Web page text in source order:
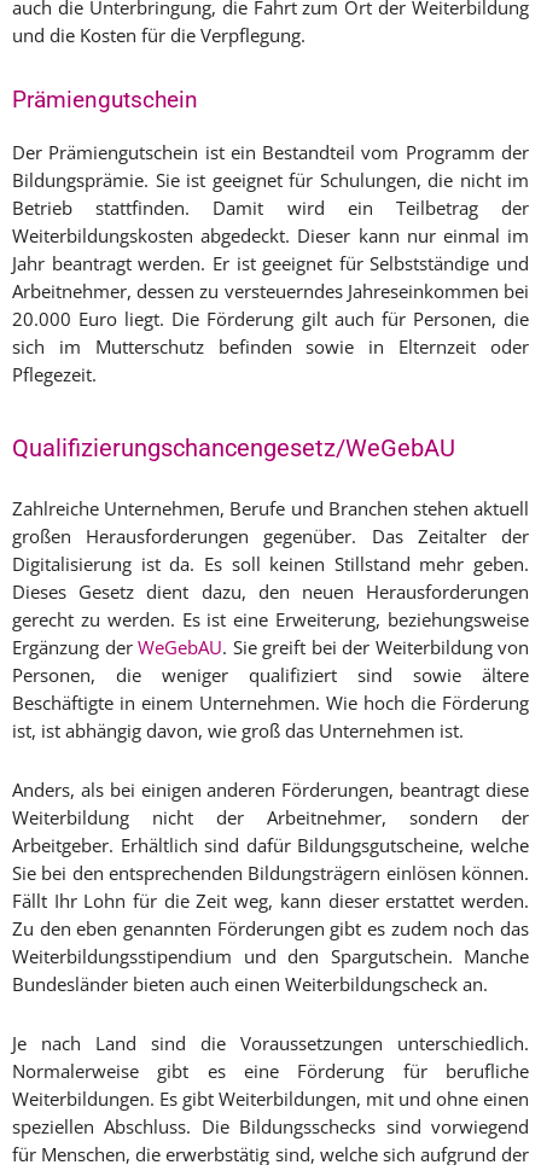
auch die Unterbringung, die Fahrt zum Ort der Weiterbildung
und die Kosten für die Verpflegung.
Prämiengutschein
Der Prämiengutschein ist ein Bestandteil vom Programm der
Bildungsprämie. Sie ist geeignet für Schulungen, die nicht im
Betrieb stattfinden. Damit wird ein Teilbetrag der
Weiterbildungskosten abgedeckt. Dieser kann nur einmal im
Jahr beantragt werden. Er ist geeignet für Selbstständige und
Arbeitnehmer, dessen zu versteuerndes Jahreseinkommen bei
20.000 Euro liegt. Die Förderung gilt auch für Personen, die
sich im Mutterschutz befinden sowie in Elternzeit oder
Pflegezeit.
Qualifizierungschancengesetz/WeGebAU
Zahlreiche Unternehmen, Berufe und Branchen stehen aktuell
großen Herausforderungen gegenüber. Das Zeitalter der
Digitalisierung ist da. Es soll keinen Stillstand mehr geben.
Dieses Gesetz dient dazu, den neuen Herausforderungen
gerecht zu werden. Es ist eine Erweiterung, beziehungsweise
Ergänzung der WeGebAU. Sie greift bei der Weiterbildung von
Personen, die weniger qualifiziert sind sowie ältere
Beschäftigte in einem Unternehmen. Wie hoch die Förderung
ist, ist abhängig davon, wie groß das Unternehmen ist.
Anders, als bei einigen anderen Förderungen, beantragt diese
Weiterbildung nicht der Arbeitnehmer, sondern der
Arbeitgeber. Erhältlich sind dafür Bildungsgutscheine, welche
Sie bei den entsprechenden Bildungsträgern einlösen können.
Fällt Ihr Lohn für die Zeit weg, kann dieser erstattet werden.
Zu den eben genannten Förderungen gibt es zudem noch das
Weiterbildungsstipendium und den Spargutschein. Manche
Bundesländer bieten auch einen Weiterbildungscheck an.
Je nach Land sind die Voraussetzungen unterschiedlich.
Normalerweise gibt es eine Förderung für berufliche
Weiterbildungen. Es gibt Weiterbildungen, mit und ohne einen
speziellen Abschluss. Die Bildungsschecks sind vorwiegend
für Menschen, die erwerbstätig sind, welche sich aufgrund der